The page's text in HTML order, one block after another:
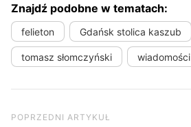
Znajdź podobne w tematach:
felieton Gdańsk stolica kaszub
tomasz słomczyński wiadomości
Poprzedni artykuł
POPRZEDNI ARTYKUŁ